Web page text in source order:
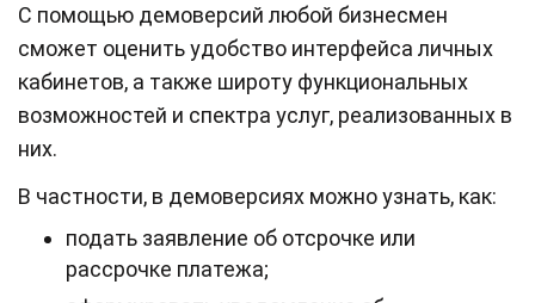
С помощью демоверсий любой бизнесмен
сможет оценить удобство интерфейса личных
кабинетов, а также широту функциональных
возможностей и спектра услуг, реализованных в
них.
В частности, в демоверсиях можно узнать, как:
подать заявление об отсрочке или
рассрочке платежа;